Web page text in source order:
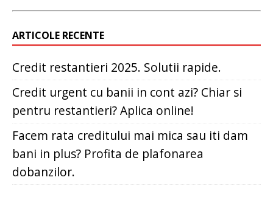
ARTICOLE RECENTE
Credit restantieri 2025. Solutii rapide.
Credit urgent cu banii in cont azi? Chiar si
pentru restantieri? Aplica online!
Facem rata creditului mai mica sau iti dam
bani in plus? Profita de plafonarea
dobanzilor.